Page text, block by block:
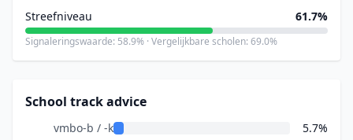
Streefniveau 61.7%
Signaleringswaarde: 58.9% · Vergelijkbare scholen: 69.0%
School track advice
vmbo-b / -k
5.7%